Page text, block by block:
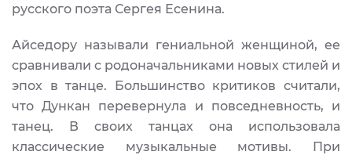
русского поэта Сергея Есенина.
Айседору называли гениальной женщиной, ее
сравнивали с родоначальниками новых стилей и
эпох в танце. Большинство критиков считали,
что Дункан перевернула и повседневность, и
танец. В своих танцах она использовала
классические музыкальные мотивы. При